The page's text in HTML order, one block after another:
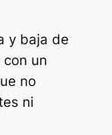
y baja de
un
no
ni